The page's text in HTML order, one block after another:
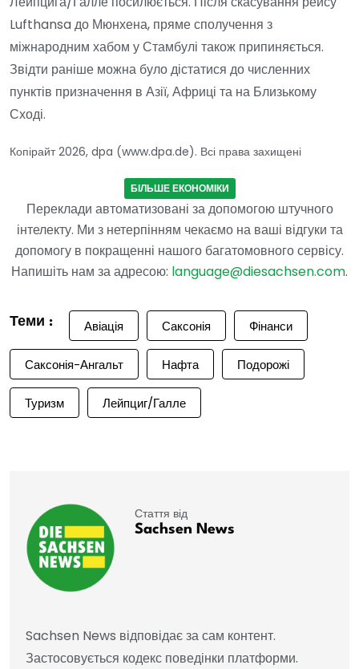
Lufthansa до Мюнхена, пряме сполучення з
міжнародним хабом у Стамбулі також припиняється.
Звідти раніше можна було дістатися до численних
пунктів призначення в Азії, Африці та на Близькому
Сході.
Копірайт 2026, dpa (www.dpa.de). Всі права захищені
БІЛЬШЕ ЕКОНОМІКИ
Переклади автоматизовані за допомогою штучного
інтелекту. Ми з нетерпінням чекаємо на ваші відгуки та
допомогу в покращенні нашого багатомовного сервісу.
Напишіть нам за адресою: language@diesachsen.com.
Теми : Авіація Саксонія Фінанси
Саксонія-Ангальт Нафта Подорожі
Туризм Лейпциг/Галле
Стаття від
Sachsen News
Sachsen News відповідає за сам контент.
Застосовується кодекс поведінки платформи.